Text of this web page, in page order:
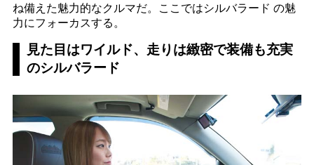
ね備えた魅力的なクルマだ。ここではシルバラード の魅
力にフォーカスする。
見た目はワイルド、走りは緻密で装備も充実
のシルバラード